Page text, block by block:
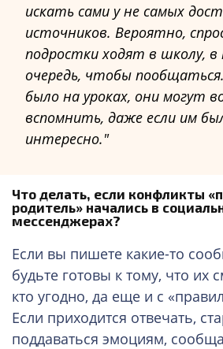
искать сами у не самых
источников. Вероятно,
подростки ходят в школу, в
очередь, чтобы
было на уроках, они могут
вспомнить, даже если им
интересно.
Что делать, если конфликты
родитель» начались в
мессенджерах?
Если вы пишете какие-то
будьте готовы к тому, что их
кто угодно, да еще и с
Если приходится отвечать,
поддаваться эмоциям,